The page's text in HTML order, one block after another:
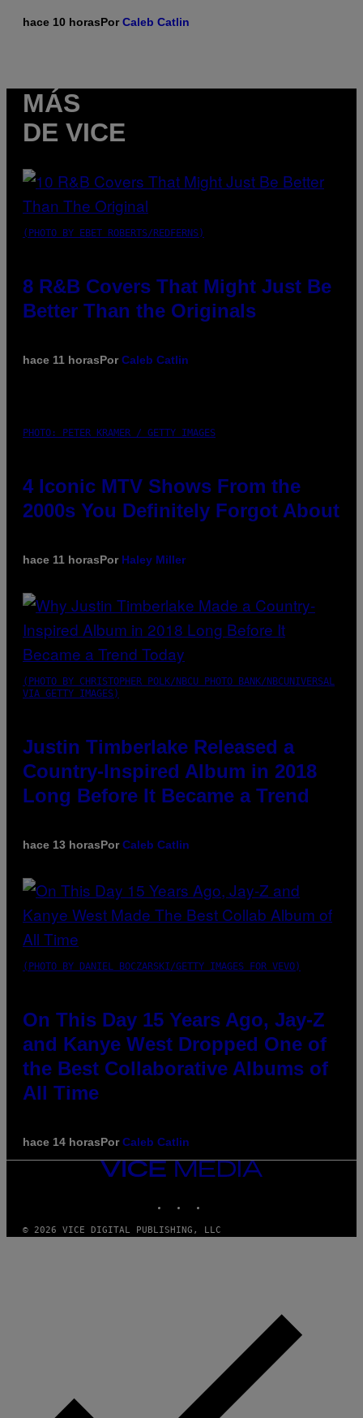
hace 10 horasPorCaleb Catlin
MÁS
DE VICE
(PHOTO BY EBET ROBERTS/REDFERNS)
8 R&B Covers That Might Just Be
Better Than the Originals
hace 11 horasPorCaleb Catlin
PHOTO: PETER KRAMER / GETTY IMAGES
4 Iconic MTV Shows From the
2000s You Definitely Forgot About
hace 11 horasPor Haley Miller
(PHOTO BY CHRISTOPHER POLK/NBCU PHOTO BANK/NBCUNIVERSAL
VIA GETTY IMAGES)
Justin Timberlake Released a
Country-Inspired Album in 2018
Long Before It Became a Trend
hace 13 horasPorCaleb Catlin
(PHOTO BY DANIEL BOCZARSKI/GETTY IMAGES FOR VEVO)
On This Day 15 Years Ago, Jay-Z
and Kanye West Dropped One of
the Best Collaborative Albums of
All Time
hace 14 horasPorCaleb Catlin
VICE
MEDIA
© 2026 VICE DIGITAL PUBLISHING, LLC